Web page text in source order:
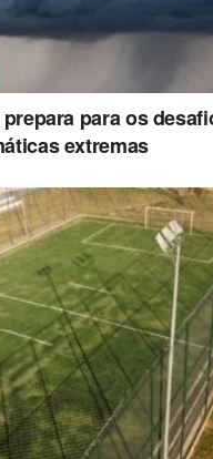
para os
extremas